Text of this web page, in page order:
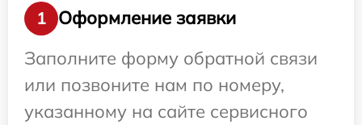
1
Оформление заявки
Заполните форму обратной связи
или позвоните нам по номеру,
указанному на сайте сервисного